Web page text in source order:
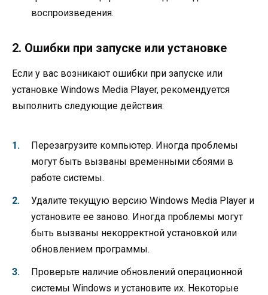
воспроизведения.
2. Ошибки при запуске или установке
Если у вас возникают ошибки при запуске или
установке Windows Media Player, рекомендуется
выполнить следующие действия:
Перезагрузите компьютер. Иногда проблемы
могут быть вызваны временными сбоями в
работе системы.
Удалите текущую версию Windows Media Player и
установите ее заново. Иногда проблемы могут
быть вызваны некорректной установкой или
обновлением программы.
Проверьте наличие обновлений операционной
системы Windows и установите их. Некоторые